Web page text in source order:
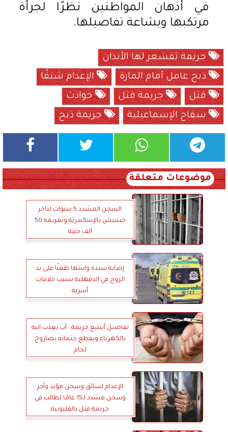
في أذهان المواطنين نظرًا لجرأة
مرتكبها وبشاعة تفاصيلها.
جريمة تقشعر لها الأبدان
ذبح عامل أمام المارة
الإعدام شنقًا
قتل
جريمة قتل
حوادث
سفاح الإسماعيلية
جريمة ذبح
موضوعات متعلقة
السجن المشدد 5 سنوات لتاجر
حشيش بالإسكندرية وتغريمه 50
ألف جنيه
إصابة سيدة وابنتها طعنًا على يد
الزوج في الدقهلية بسبب خلافات
أسرية
تفاصيل أبشع جريمة.. أب يعذب ابنه
بالكهرباء ويقطع جثمانه بصاروخ
لحام
الإعدام لسائق وسجن مؤبد وآخر
وسجن مشدد لـ15 عامًا لطالب في
جريمة قتل بالقليوبية